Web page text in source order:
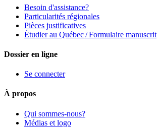
Besoin d'assistance?
Particularités régionales
Pièces justificatives
Étudier au Québec / Formulaire manuscrit
Dossier en ligne
Se connecter
À propos
Qui sommes-nous?
Médias et logo